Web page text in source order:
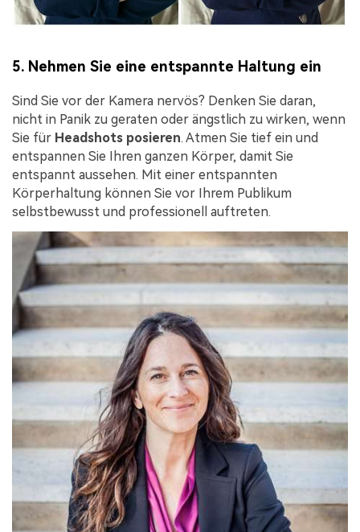
5. Nehmen Sie eine entspannte Haltung ein
Sind Sie vor der Kamera nervös? Denken Sie daran,
nicht in Panik zu geraten oder ängstlich zu wirken, wenn
Sie für Headshots posieren. Atmen Sie tief ein und
entspannen Sie Ihren ganzen Körper, damit Sie
entspannt aussehen. Mit einer entspannten
Körperhaltung können Sie vor Ihrem Publikum
selbstbewusst und professionell auftreten.